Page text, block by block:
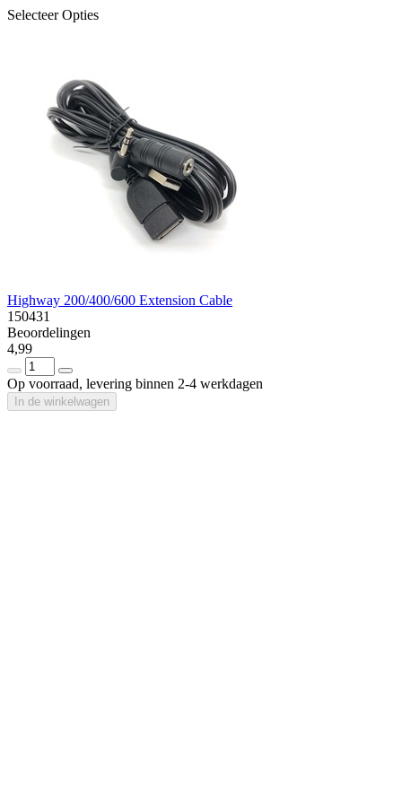
Selecteer Opties
Highway 200/400/600 Extension Cable
150431
Beoordelingen
4,99
Op voorraad, levering binnen 2-4 werkdagen
In de winkelwagen